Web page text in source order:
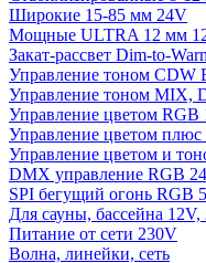
Широкие 15-85 мм 24V
Мощные ULTRA 12 мм
Закат-рассвет Dim-to-
Управление тоном CDW
Управление тоном MIX,
Управление цветом RGB
Управление цветом
Управление цветом и
DMX управление RGB
SPI бегущий огонь RGB
Для сауны, бассейна
Питание от сети 230V
Волна, линейки, сеть